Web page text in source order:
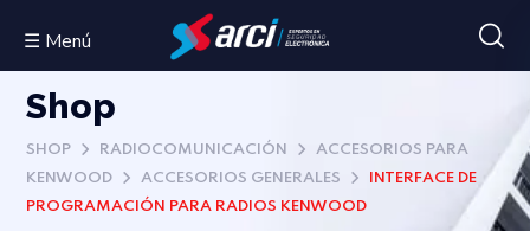
☰ Menú
Shop
SHOP RADIOCOMUNICACIÓN
ACCESORIOS PARA
KENWOOD
ACCESORIOS GENERALES
INTERFACE DE
PROGRAMACIÓN PARA RADIOS KENWOOD